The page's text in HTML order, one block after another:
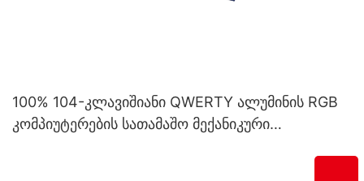
100% 104-კლავიშიანი QWERTY ალუმინის RGB
კომპიუტერების სათამაშო მექანიკური